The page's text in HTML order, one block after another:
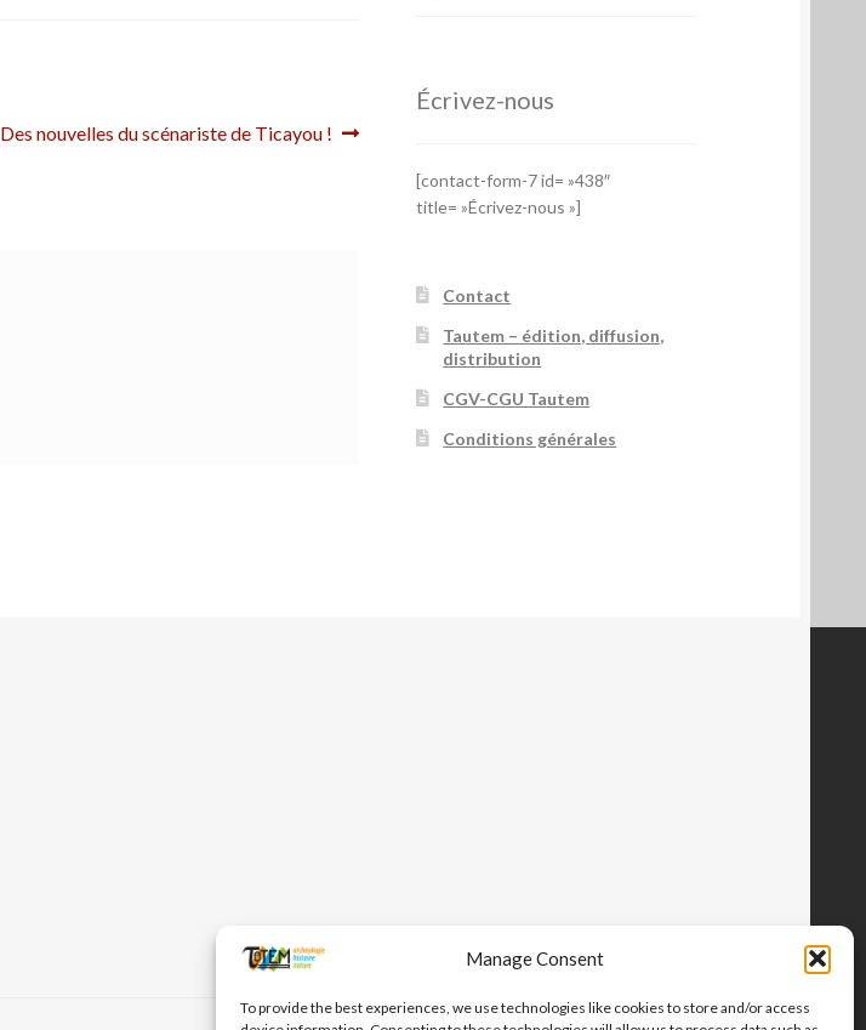
Manage Consent
To provide the best experiences, we use technologies like cookies to store and/or access
Article
Des nouvelles du scénariste de Ticayou !
Écrivez-nous
[contact-form-7 id= »438″
title= »Écrivez-nous »]
Contact
Tautem – édition, diffusion,
distribution
CGV-CGU Tautem
Conditions générales